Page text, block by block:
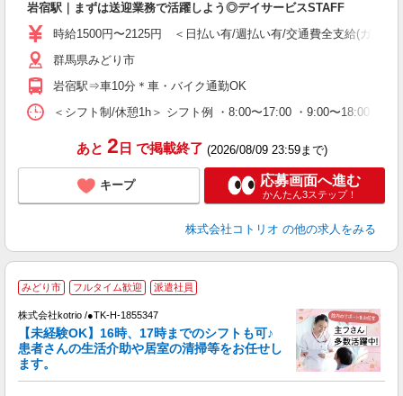
岩宿駅｜まずは送迎業務で活躍しよう◎デイサービスSTAFF
時給1500円〜2125円 ＜日払い有/週払い有/交通費全支給(ガソリ
群馬県みどり市
岩宿駅⇒車10分＊車・バイク通勤OK
＜シフト制/休憩1h＞ シフト例 ・8:00〜17:00 ・9:00〜18:00 な
あと 2 日 で掲載終了 (2026/08/09 23:59まで)
キープ 応募画面へ進む
かんたん3ステップ！
株式会社コトリオ の他の求人をみる
みどり市 フルタイム歓迎 派遣社員
株式会社kotrio /●TK-H-1855347
【未経験OK】16時、17時までのシフトも可♪
患者さんの生活介助や居室の清掃等をお任せし
ます。